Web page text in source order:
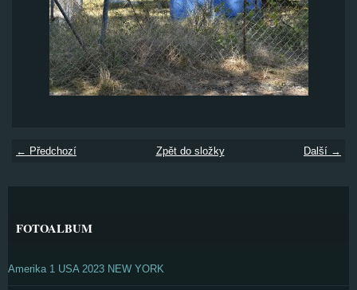
← Předchozí Další →
Zpět do složky
FOTOALBUM
Amerika 1 USA 2023 NEW YORK